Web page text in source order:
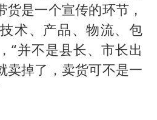
货是一个宣传的环节，
术、产品、物流、包
“并不是县长、市长出
卖掉了，卖货可不是一